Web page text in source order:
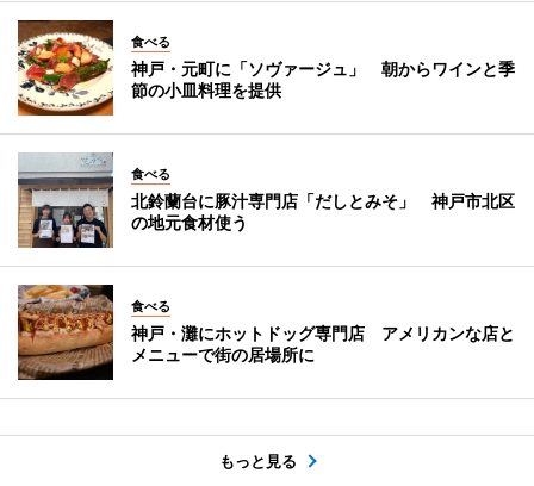
食べる
神戸・元町に「ソヴァージュ」 朝からワインと季
節の小皿料理を提供
食べる
北鈴蘭台に豚汁専門店「だしとみそ」 神戸市北区
の地元食材使う
食べる
神戸・灘にホットドッグ専門店 アメリカンな店と
メニューで街の居場所に
もっと見る